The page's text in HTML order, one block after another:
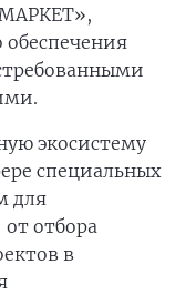
экосистему
специальных
для
отбора
в